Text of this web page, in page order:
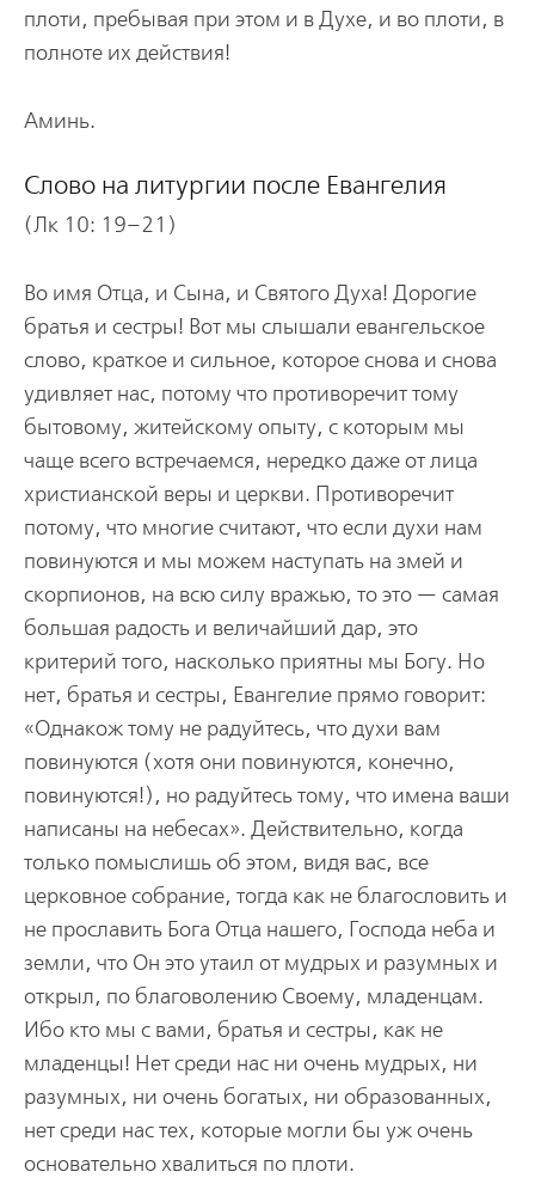
плоти, пребывая при этом и в Духе, и во плоти, в
полноте их действия!
Аминь.
Слово на литургии после Евангелия
(Лк 10: 19–21)
Во имя Отца, и Сына, и Святого Духа! Дорогие
братья и сестры! Вот мы слышали евангельское
слово, краткое и сильное, которое снова и снова
удивляет нас, потому что противоречит тому
бытовому, житейскому опыту, с которым мы
чаще всего встречаемся, нередко даже от лица
христианской веры и церкви. Противоречит
потому, что многие считают, что если духи нам
повинуются и мы можем наступать на змей и
скорпионов, на всю силу вражью, то это — самая
большая радость и величайший дар, это
критерий того, насколько приятны мы Богу. Но
нет, братья и сестры, Евангелие прямо говорит:
«Однакож тому не радуйтесь, что духи вам
повинуются (хотя они повинуются, конечно,
повинуются!), но радуйтесь тому, что имена ваши
написаны на небесах». Действительно, когда
только помыслишь об этом, видя вас, все
церковное собрание, тогда как не благословить и
не прославить Бога Отца нашего, Господа неба и
земли, что Он это утаил от мудрых и разумных и
открыл, по благоволению Своему, младенцам.
Ибо кто мы с вами, братья и сестры, как не
младенцы! Нет среди нас ни очень мудрых, ни
разумных, ни очень богатых, ни образованных,
нет среди нас тех, которые могли бы уж очень
основательно хвалиться по плоти.